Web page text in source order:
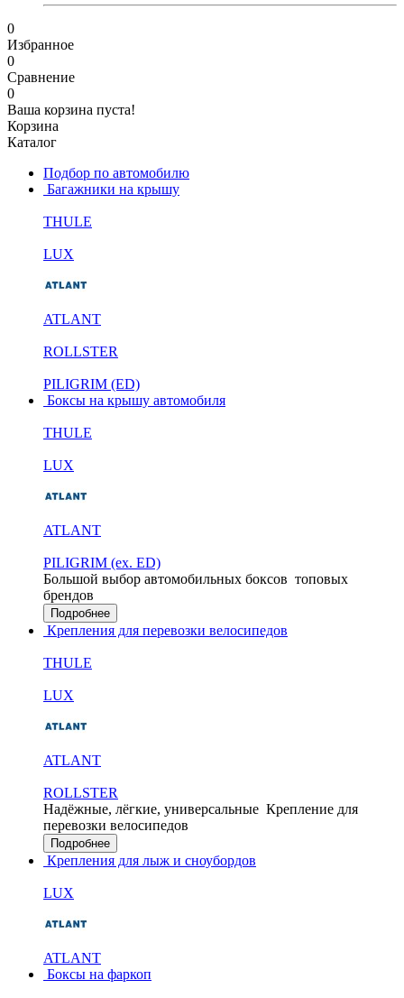
0
Избранное
0
Сравнение
0
Ваша корзина пуста!
Корзина
Каталог
Подбор по автомобилю
Багажники на крышу
THULE
LUX
ATLANT
ROLLSTER
PILIGRIM (ED)
Боксы на крышу автомобиля
THULE
LUX
ATLANT
PILIGRIM (ex. ED)
Большой выбор автомобильных боксов топовых
брендов
Подробнее
Крепления для перевозки велосипедов
THULE
LUX
ATLANT
ROLLSTER
Надёжные, лёгкие, универсальные Крепление для
перевозки велосипедов
Подробнее
Крепления для лыж и сноубордов
LUX
ATLANT
Боксы на фаркоп